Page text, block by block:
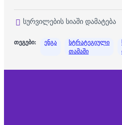
სურვილების სიაში დამატება
თეგები: ენგა
სტრატეგიული
თამაში